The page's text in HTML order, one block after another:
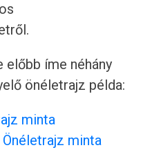
előbb íme néhány
önéletrajz példa:
minta
minta